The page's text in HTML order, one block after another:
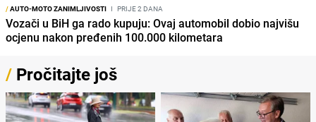
/AUTO-MOTO ZANIMLJIVOSTI I PRIJE 2 DANA
Vozači u BiH ga rado kupuju: Ovaj automobil dobio najvišu
ocjenu nakon pređenih 100.000 kilometara
/ Pročitajte još